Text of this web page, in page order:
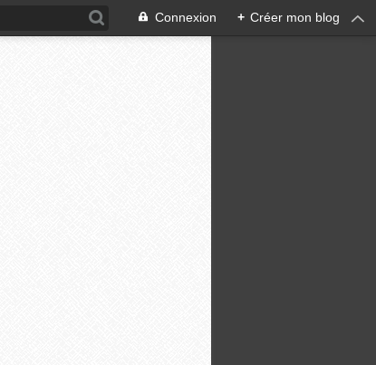
Connexion + Créer mon blog